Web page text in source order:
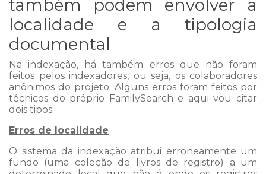
também podem envolver a
localidade e a tipologia
documental
Na indexação, há também erros que não foram
feitos pelos indexadores, ou seja, os colaboradores
anônimos do projeto. Alguns erros foram feitos por
técnicos do próprio FamilySearch e aqui vou citar
dois tipos:
Erros de localidade
O sistema da indexação atribui erroneamente um
fundo (uma coleção de livros de registro) a um